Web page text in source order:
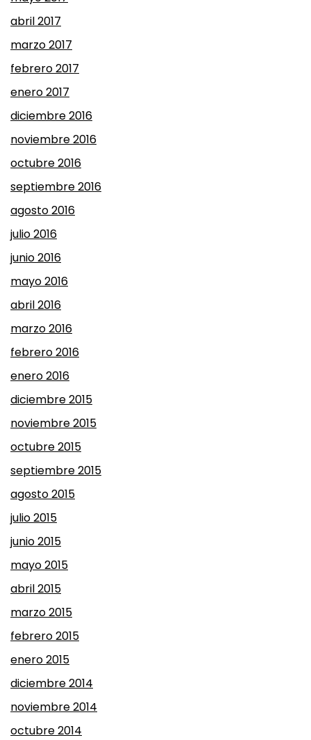
abril 2017
marzo 2017
febrero 2017
enero 2017
diciembre 2016
noviembre 2016
octubre 2016
septiembre 2016
agosto 2016
julio 2016
junio 2016
mayo 2016
abril 2016
marzo 2016
febrero 2016
enero 2016
diciembre 2015
noviembre 2015
octubre 2015
septiembre 2015
agosto 2015
julio 2015
junio 2015
mayo 2015
abril 2015
marzo 2015
febrero 2015
enero 2015
diciembre 2014
noviembre 2014
octubre 2014